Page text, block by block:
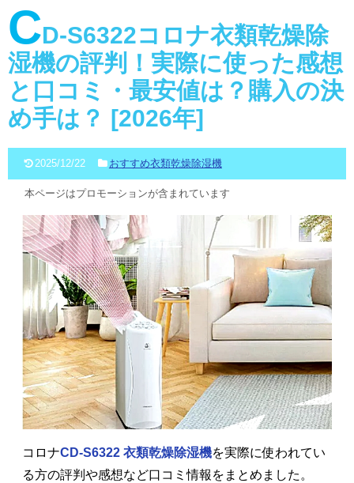
CD-S6322コロナ衣類乾燥除
湿機の評判！実際に使った感想
と口コミ・最安値は？購入の決
め手は？ [2026年]
2025/12/22 おすすめ衣類乾燥除湿機
本ページはプロモーションが含まれています
コロナCD-S6322 衣類乾燥除湿機を実際に使われてい
る方の評判や感想など口コミ情報をまとめました。